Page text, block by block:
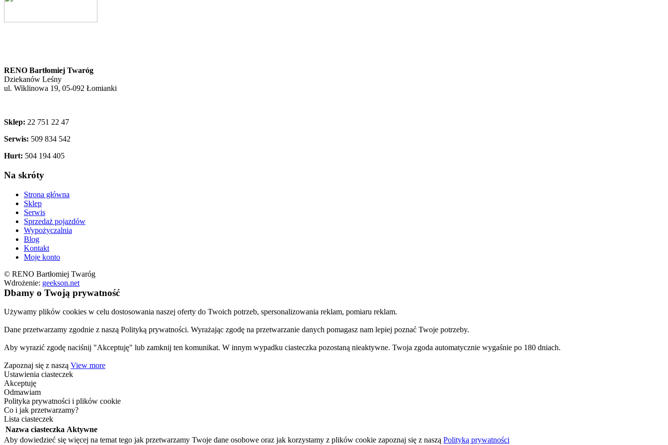
RENO Bartłomiej Twaróg
Dziekanów Leśny
ul. Wiklinowa 19, 05-092 Łomianki
Sklep: 22 751 22 47
Serwis: 509 834 542
Hurt: 504 194 405
Na skróty
Strona główna
Sklep
Serwis
Sprzedaż pojazdów
Wypożyczalnia
Blog
Kontakt
Moje konto
© RENO Bartłomiej Twaróg
Wdrożenie: geekson.net
Dbamy o Twoją prywatność
Używamy plików cookies w celu dostosowania naszej oferty do Twoich potrzeb, spersonalizowania reklam, pomiaru reklam.
Dane przetwarzamy zgodnie z naszą Polityką prywatności. Wyrażając zgodę na przetwarzanie danych pomagasz nam lepiej poznać Twoje potrzeby.
Aby wyrazić zgodę naciśnij "Akceptuję" lub zamknij ten komunikat. W innym wypadku ciasteczka pozostaną nieaktywne. Twoja zgoda automatycznie wygaśnie po 180 dniach.
Zapoznaj się z naszą View more
Ustawienia ciasteczek
Akceptuję
Odmawiam
Polityka prywatności i plików cookie
Co i jak przetwarzamy?
Lista ciasteczek
Nazwa ciasteczka Aktywne
Aby dowiedzieć się więcej na temat tego jak przetwarzamy Twoje dane osobowe oraz jak korzystamy z plików cookie zapoznaj się z naszą Polityką prywatności